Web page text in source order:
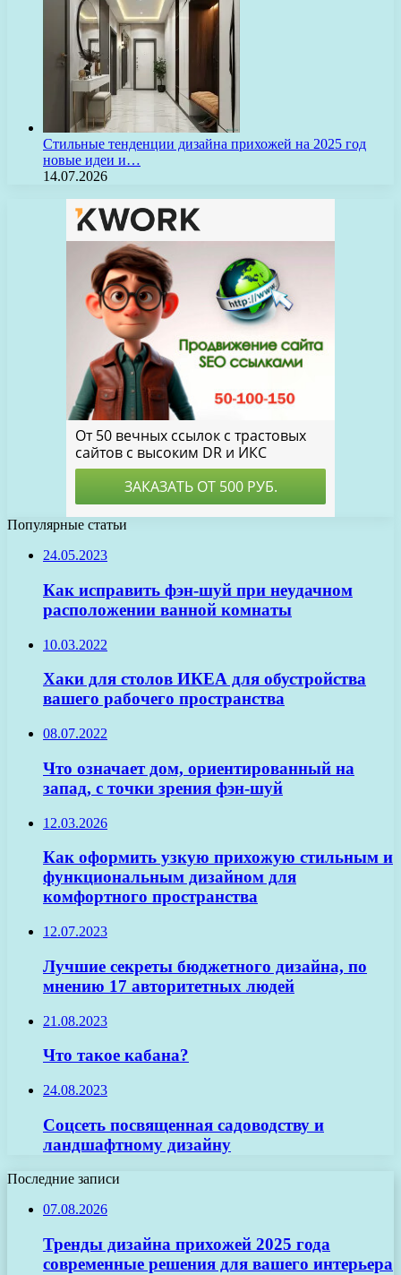
Стильные тенденции дизайна прихожей на 2025 год
новые идеи и…
14.07.2026
Популярные статьи
24.05.2023
Как исправить фэн-шуй при неудачном
расположении ванной комнаты
10.03.2022
Хаки для столов ИКЕА для обустройства
вашего рабочего пространства
08.07.2022
Что означает дом, ориентированный на
запад, с точки зрения фэн-шуй
12.03.2026
Как оформить узкую прихожую стильным и
функциональным дизайном для
комфортного пространства
12.07.2023
Лучшие секреты бюджетного дизайна, по
мнению 17 авторитетных людей
21.08.2023
Что такое кабана?
24.08.2023
Соцсеть посвященная садоводству и
ландшафтному дизайну
Последние записи
07.08.2026
Тренды дизайна прихожей 2025 года
современные решения для вашего интерьера